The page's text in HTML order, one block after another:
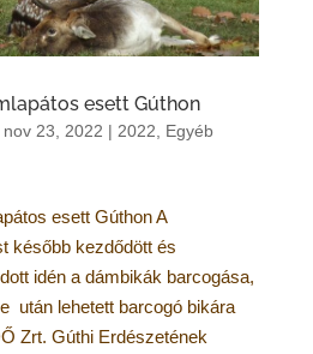
esett Gúthon
nov 23, 2022 | 2022
Egyéb
esett Gúthon A
később kezdődött és
idén a dámbikák barcogása,
után lehetett barcogó bikára
Zrt. Gúthi Erdészetének